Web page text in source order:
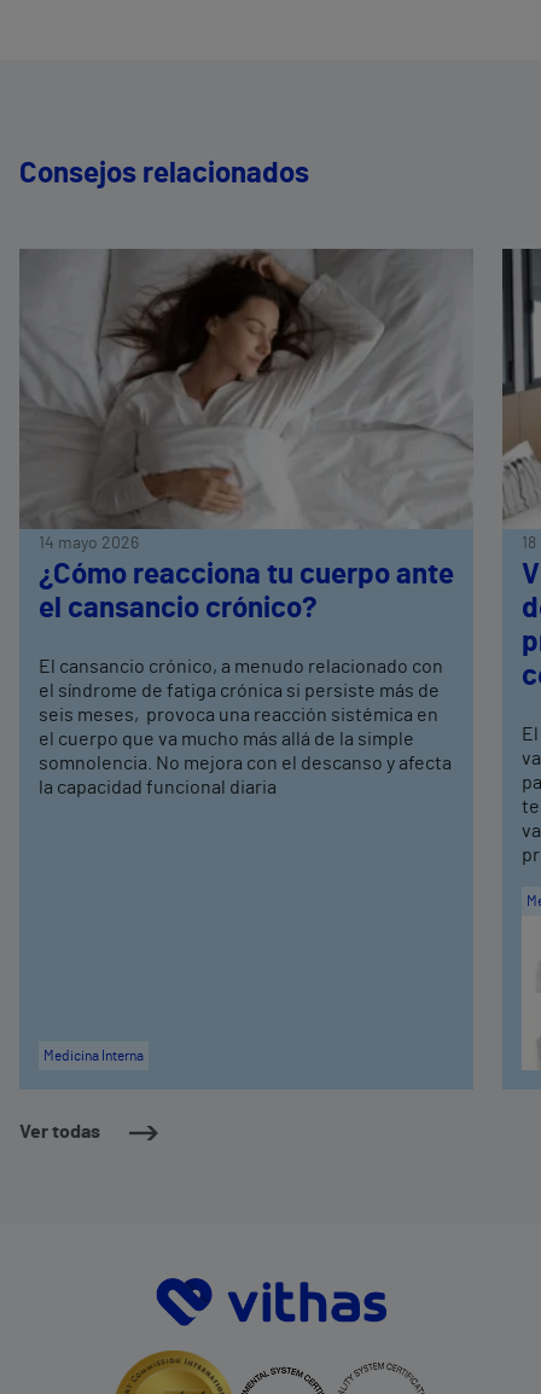
Consejos relacionados
Ver todas
14 mayo 2026
¿Cómo reacciona tu cuerpo ante
el cansancio crónico?
El cansancio crónico, a menudo relacionado con
el síndrome de fatiga crónica si persiste más de
seis meses, provoca una reacción sistémica en
el cuerpo que va mucho más allá de la simple
somnolencia. No mejora con el descanso y afecta
la capacidad funcional diaria
Medicina Interna